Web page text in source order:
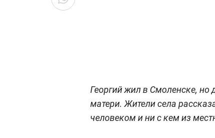
Георгий жил в Смоленске,
матери. Жители села
человеком и ни с кем из